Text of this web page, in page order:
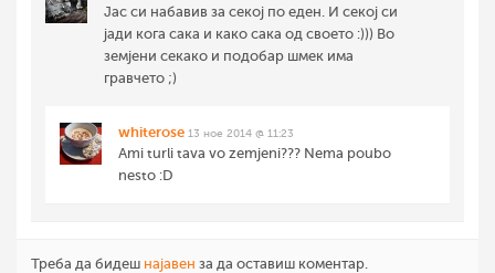
Јас си набавив за секој по еден. И секој си
јади кога сака и како сака од своето :))) Во
земјени секако и подобар шмек има
гравчето ;)
whiterose 13 ное 2014 @ 11:23
Ami turli tava vo zemjeni??? Nema poubo
nesto :D
Треба да бидеш најавен за да оставиш коментар.